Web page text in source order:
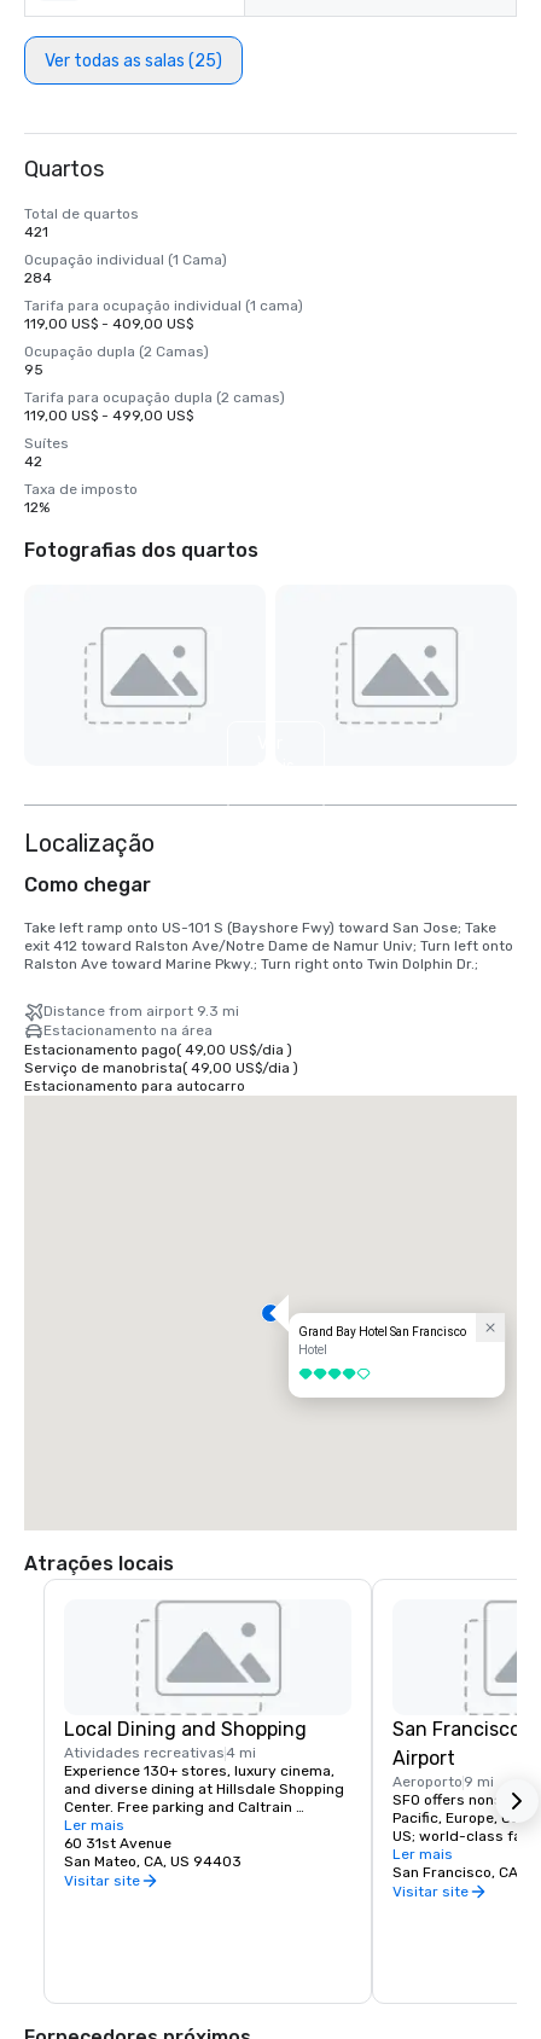
Ver todas as salas (25)
Quartos
Total de quartos
421
Ocupação individual (1 Cama)
284
Tarifa para ocupação individual (1 cama)
119,00 US$ - 409,00 US$
Ocupação dupla (2 Camas)
95
Tarifa para ocupação dupla (2 camas)
119,00 US$ - 499,00 US$
Suítes
42
Taxa de imposto
12%
Fotografias dos quartos
Localização
Como chegar
Take left ramp onto US-101 S (Bayshore Fwy) toward San Jose; Take
exit 412 toward Ralston Ave/Notre Dame de Namur Univ; Turn left onto
Ralston Ave toward Marine Pkwy.; Turn right onto Twin Dolphin Dr.;
Distance from airport 9.3 mi
Estacionamento na área
Estacionamento pago( 49,00 US$/dia )
Serviço de manobrista( 49,00 US$/dia )
Estacionamento para autocarro
Grand Bay Hotel San Francisco
Hotel
4 de 5
Atrações locais
Local Dining and Shopping
Atividades recreativas4 mi
Experience 130+ stores, luxury cinema,
and diverse dining at Hillsdale Shopping
Center. Free parking and Caltrain
accessible. The Peninsula's favorite
shopping destination.
Ler mais
60 31st Avenue
San Mateo, CA, US 94403
Visitar site
San Francisco
Airport
Aeroporto 9 mi
SFO offers nonstop
Pacific, Europe,
US; world-class
dining, and more!
Ler mais
San Francisco, CA,
Visitar site